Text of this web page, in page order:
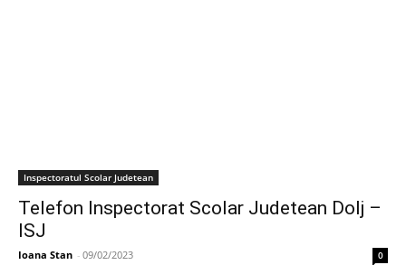
Inspectoratul Scolar Judetean
Telefon Inspectorat Scolar Judetean Dolj –
ISJ
Ioana Stan - 09/02/2023 0